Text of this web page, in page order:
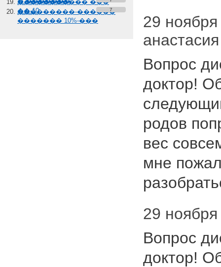
����������� ���
��-10
���������-������
������� 10%-���
7
29 ноября
Вопрос
доктор!
родов
вес
мне
29 ноября
Вопрос
доктор!